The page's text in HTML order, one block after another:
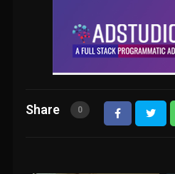
Share 0